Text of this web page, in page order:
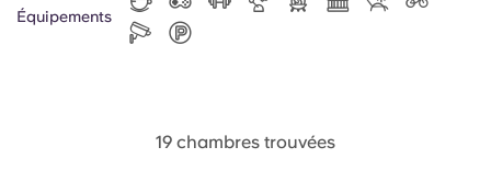
Català
Portuguese
Équipements
19 chambres trouvées